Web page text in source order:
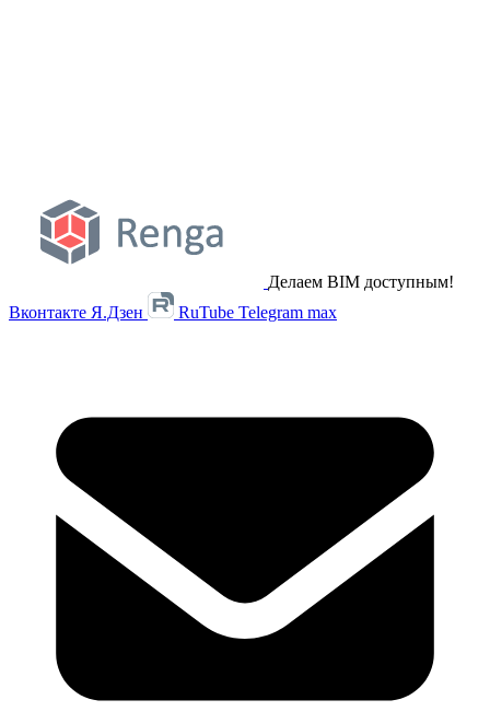
Делаем BIM доступным!
Вконтакте Я.Дзен RuTube Telegram max